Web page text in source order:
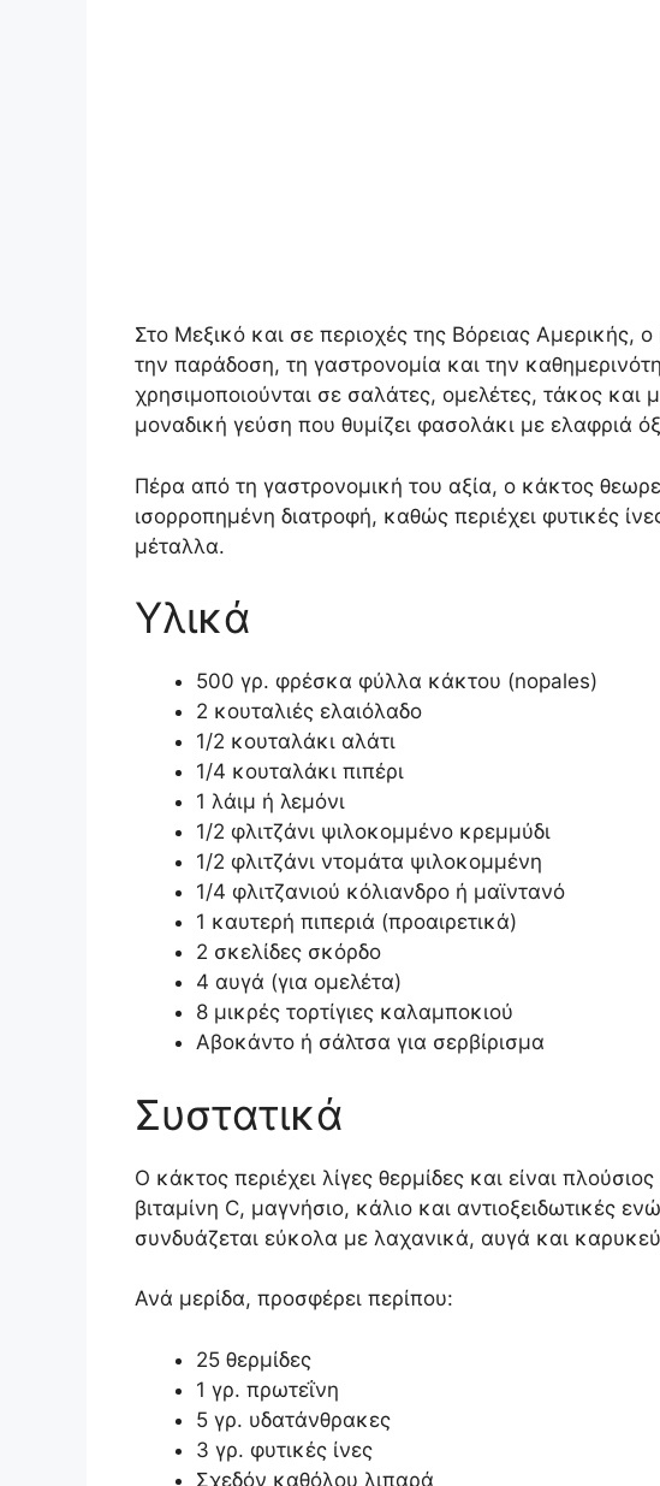
Στο Μεξικό και σε περιοχές της Βόρειας Αμερικής,
την παράδοση, τη γαστρονομία και την
χρησιμοποιούνται σε σαλάτες, ομελέτες, τάκος και
μοναδική γεύση που θυμίζει φασολάκι με ελαφριά
Πέρα από τη γαστρονομική του αξία, ο κάκτος
ισορροπημένη διατροφή, καθώς περιέχει φυτικές
μέταλλα.
Υλικά
500 γρ. φρέσκα φύλλα κάκτου (nopales)
2 κουταλιές ελαιόλαδο
1/2 κουταλάκι αλάτι
1/4 κουταλάκι πιπέρι
1 λάιμ ή λεμόνι
1/2 φλιτζάνι ψιλοκομμένο κρεμμύδι
1/2 φλιτζάνι ντομάτα ψιλοκομμένη
1/4 φλιτζανιού κόλιανδρο ή μαϊντανό
1 καυτερή πιπεριά (προαιρετικά)
2 σκελίδες σκόρδο
4 αυγά (για ομελέτα)
8 μικρές τορτίγιες καλαμποκιού
Αβοκάντο ή σάλτσα για σερβίρισμα
Συστατικά
Ο κάκτος περιέχει λίγες θερμίδες και είναι
βιταμίνη C, μαγνήσιο, κάλιο και αντιοξειδωτικές
συνδυάζεται εύκολα με λαχανικά, αυγά και
Ανά μερίδα, προσφέρει περίπου:
25 θερμίδες
1 γρ. πρωτεΐνη
5 γρ. υδατάνθρακες
3 γρ. φυτικές ίνες
Σχεδόν καθόλου λιπαρά